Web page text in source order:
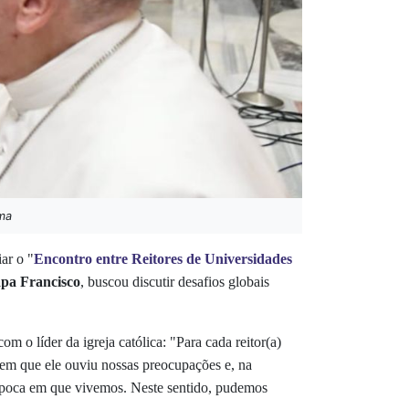
o "Encontro entre Reitores de Universidades
Francisco, buscou discutir desafios globais
o líder da igreja católica: "Para cada reitor(a)
que ele ouviu nossas preocupações e, na
em que vivemos. Neste sentido, pudemos